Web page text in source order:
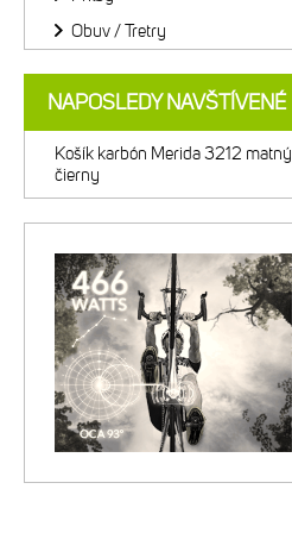
Obuv / Tretry
NAPOSLEDY NAVŠTÍVENÉ
Košík karbón Merida 3212 matný
čierny